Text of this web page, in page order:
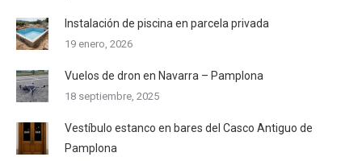
Instalación de piscina en parcela privada
19 enero, 2026
Vuelos de dron en Navarra – Pamplona
18 septiembre, 2025
Vestíbulo estanco en bares del Casco Antiguo de
Pamplona